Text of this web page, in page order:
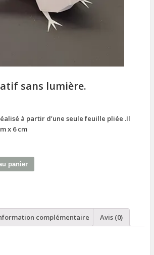
sans lumière.
à partir d’une seule feuille pliée .Il
x 6 cm
panier
complémentaire Avis (0)